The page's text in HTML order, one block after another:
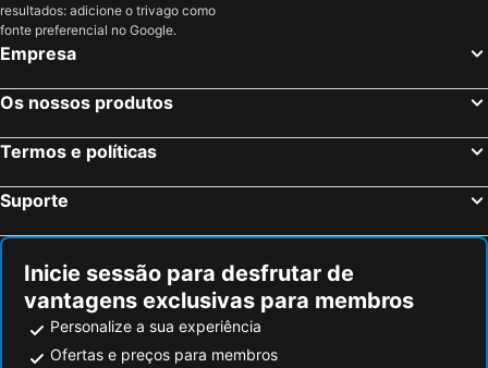
resultados: adicione o trivago como
fonte preferencial no Google.
Empresa
Os nossos produtos
Termos e políticas
Suporte
Inicie sessão para desfrutar de
vantagens exclusivas para membros
Personalize a sua experiência
Ofertas e preços para membros